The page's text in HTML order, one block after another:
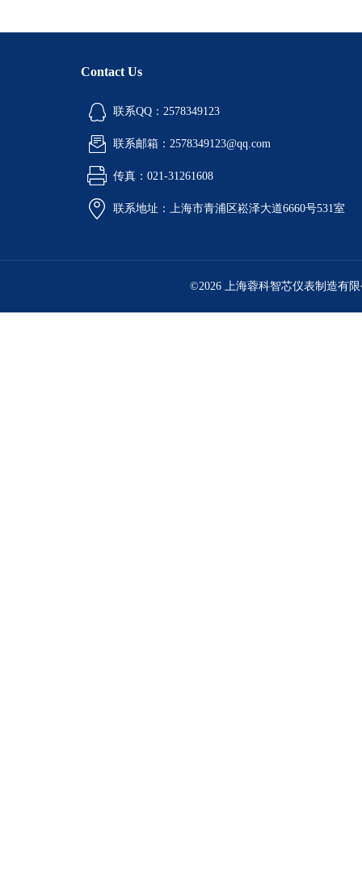
Contact Us
联系QQ：2578349123
联系邮箱：2578349123@qq.com
传真：021-31261608
联系地址：上海市青浦区崧泽大道6660号531室
©2026 上海蓉科智芯仪表制造有